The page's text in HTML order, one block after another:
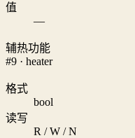
值
—
辅热功能
#9 · heater
格式
bool
读写
R / W / N